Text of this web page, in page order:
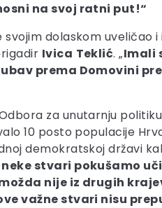
na svoj ratni put!“
svojim dolaskom uveličao
Ivica Teklić. „Imali
prema Domovini
za unutarnju
10 posto populacije
demokratskoj državi
stvari pokušamo
nije iz drugih
važne stvari nisu